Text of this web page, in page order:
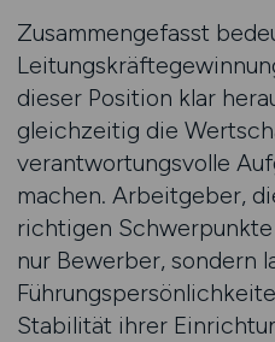
Zusammengefasst
dieser Position klar
gleichzeitig die
verantwortungsvolle
machen. Arbeitgeber,
richtigen
nur Bewerber, sondern
Stabilität ihrer